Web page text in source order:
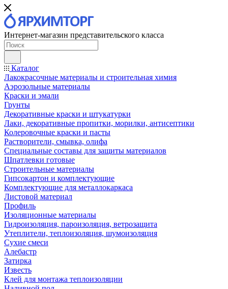
Интернет-магазин представительского класса
Каталог
Лакокрасочные материалы и строительная химия
Аэрозольные материалы
Краски и эмали
Грунты
Декоративные краски и штукатурки
Лаки, декоративные пропитки, морилки, антисептики
Колеровочные краски и пасты
Растворители, смывка, олифа
Специальные составы для защиты материалов
Шпатлевки готовые
Строительные материалы
Гипсокартон и комплектующие
Комплектующие для металлокаркаса
Листовой материал
Профиль
Изоляционные материалы
Гидроизоляция, пароизоляция, ветрозащита
Утеплители, теплоизоляция, шумоизоляция
Сухие смеси
Алебастр
Затирка
Известь
Клей для монтажа теплоизоляции